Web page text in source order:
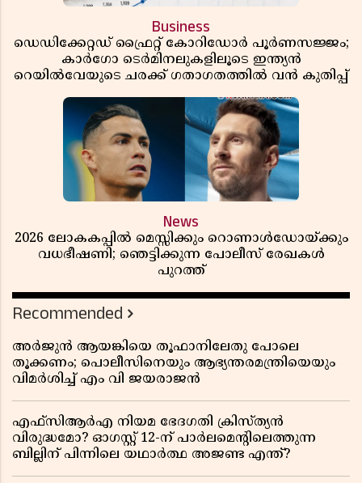
Business
ഡെഡിക്കേറ്റഡ് ഫ്രൈറ്റ് കോറിഡോർ പൂർണസജ്ജം;
കാർഗോ ടെർമിനലുകളിലൂടെ ഇന്ത്യൻ
റെയിൽവേയുടെ ചരക്ക് ഗതാഗതത്തിൽ വൻ കുതിപ്പ്
News
2026 ലോകകപ്പിൽ മെസ്സിക്കും റൊണാൾഡോയ്ക്കും
വധഭീഷണി; ഞെട്ടിക്കുന്ന പോലീസ് രേഖകൾ
പുറത്ത്
Recommended
അർജുൻ ആയങ്കിയെ തൂഫാനിലേതു പോലെ
തൂക്കണം; പൊലീസിനെയും ആഭ്യന്തരമന്ത്രിയെയും
വിമർശിച്ച് എം വി ജയരാജൻ
എഫ്സിആർഎ നിയമ ഭേദഗതി ക്രിസ്ത്യൻ
വിരുദ്ധമോ? ഓഗസ്റ്റ് 12-ന് പാർലമെന്റിലെത്തുന്ന
ബില്ലിന് പിന്നിലെ യഥാർത്ഥ അജണ്ട എന്ത്?